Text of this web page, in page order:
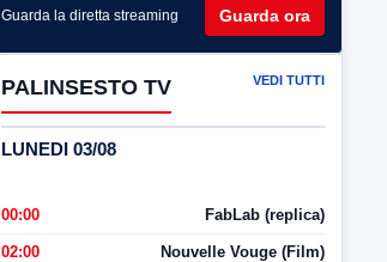
Guarda la diretta streaming Guarda ora
PALINSESTO TV VEDI TUTTI
LUNEDI 03/08
00:00 FabLab (replica)
02:00 Nouvelle Vouge (Film)